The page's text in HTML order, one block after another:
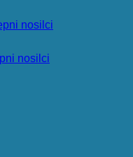
nosilci
nosilci